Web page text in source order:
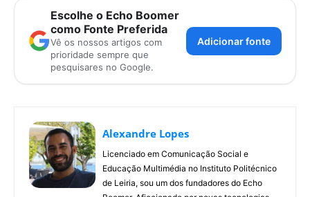
Escolhe o Echo Boomer
como Fonte Preferida
Vê os nossos artigos com
prioridade sempre que
pesquisares no Google.
Adicionar fonte
Alexandre Lopes
Licenciado em Comunicação Social e
Educação Multimédia no Instituto Politécnico
de Leiria, sou um dos fundadores do Echo